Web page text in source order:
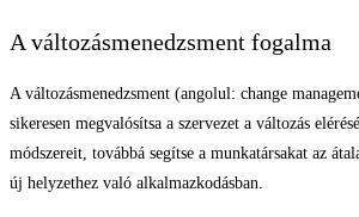
A változásmenedzsment fogalma
A változásmenedzsment (angolul: change
sikeresen megvalósítsa a szervezet a változás
módszereit, továbbá segítse a munkatársakat az
új helyzethez való alkalmazkodásban.